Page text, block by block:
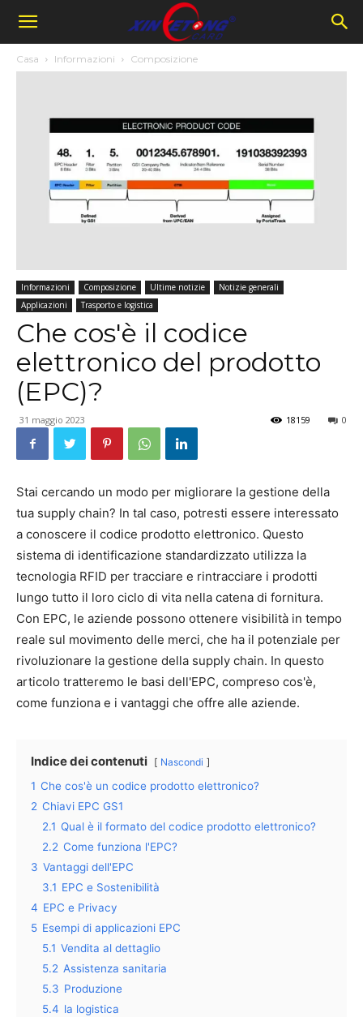
Casa Informazioni Composizione
Informazioni Composizione Ultime notizie
Notizie generali
Applicazioni
Trasporto e logistica
Che cos'è il codice
elettronico del prodotto
(EPC)?
31 maggio 2023 0
18159
Stai cercando un modo per migliorare la gestione della
tua supply chain? In tal caso, potresti essere interessato
a conoscere il codice prodotto elettronico. Questo
sistema di identificazione standardizzato utilizza la
tecnologia RFID per tracciare e rintracciare i prodotti
lungo tutto il loro ciclo di vita nella catena di fornitura.
Con EPC, le aziende possono ottenere visibilità in tempo
reale sul movimento delle merci, che ha il potenziale per
rivoluzionare la gestione della supply chain. In questo
articolo tratteremo le basi dell'EPC, compreso cos'è,
come funziona e i vantaggi che offre alle aziende.
Indice dei contenuti Nascondi
1 Che cos'è un codice prodotto elettronico?
2 Chiavi EPC GS1
2.1 Qual è il formato del codice prodotto elettronico?
2.2 Come funziona l'EPC?
3 Vantaggi dell'EPC
3.1 EPC e Sostenibilità
4 EPC e Privacy
5 Esempi di applicazioni EPC
5.1 Vendita al dettaglio
5.2 Assistenza sanitaria
5.3 Produzione
5.4 la logistica